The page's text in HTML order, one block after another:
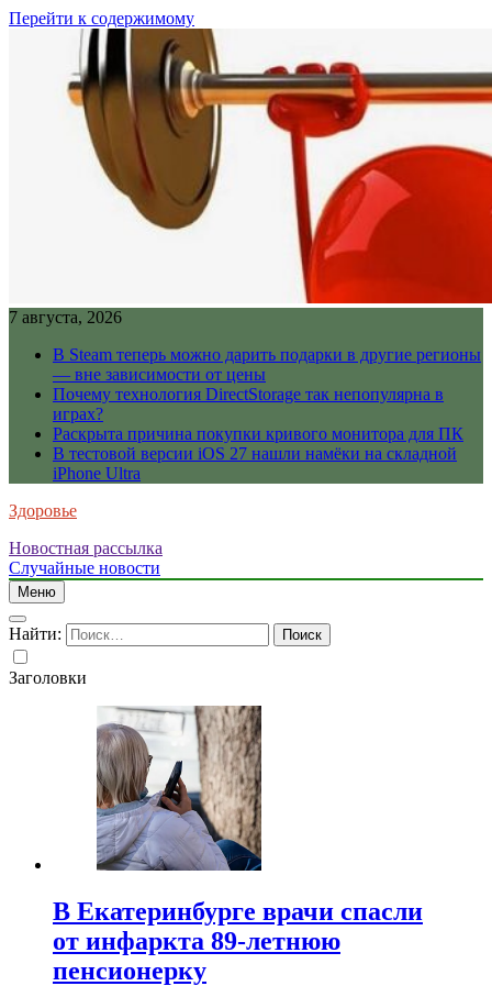
Перейти к содержимому
7 августа, 2026
В Steam теперь можно дарить подарки в другие регионы
— вне зависимости от цены
Почему технология DirectStorage так непопулярна в
играх?
Раскрыта причина покупки кривого монитора для ПК
В тестовой версии iOS 27 нашли намёки на складной
iPhone Ultra
Здоровье
Новостная рассылка
Случайные новости
Меню
Найти:
Заголовки
В Екатеринбурге врачи спасли
от инфаркта 89-летнюю
пенсионерку